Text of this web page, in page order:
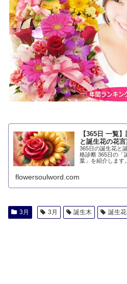
【365日 一覧
と誕生花の花
365日の誕生花と
格診断 365日の「
葉」を紹介します
flowersoulword.com
3月 3月 誕生木 誕生花